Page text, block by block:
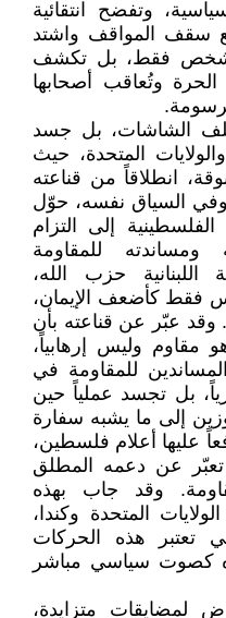
وتفضح انتقائية
سقف المواقف واشتد
بشخص فقط، بل تكشف
وتُعاقب أصحابها
الشاشات، بل جسد
المتحدة، حيث
انطلاقاً من قناعته
السياق نفسه، حوّل
إلى التزام
للمقاومة
اللبنانية حزب الله،
فقط كأضعف الإيمان،
عبّر عن قناعته بأن
وليس إرهابياً،
للمقاومة في
بل تجسد عملياً حين
إلى ما يشبه سفارة
عليها أعلام فلسطين،
تعبّر عن دعمه المطلق
وقد جاب بهذه
المتحدة وكندا،
تعتبر هذه الحركات
كصوت سياسي مباشر
لمضايقات متزايدة،